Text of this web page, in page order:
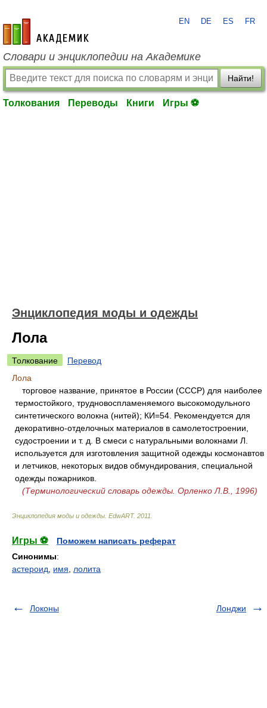
academic.ru
EN DE ES FR
Словари и энциклопедии на Академике
Найти!
Толкования Переводы Книги Игры ⚽
Энциклопедия моды и одежды
Лола
Толкование
Перевод
Лола
торговое название, принятое в России (СССР) для наиболее
термостойкого, трудновоспламеняемого высокомодульного
синтетического волокна (нитей); КИ=54. Рекомендуется для
декоративно-отделочных материалов в самолетостроении,
судостроении и т. д. В смеси с натуральными волокнами Л.
используется для изготовления защитной одежды космонавтов
и летчиков, некоторых видов обмундирования, специальной
одежды пожарников.
(Терминологический словарь одежды. Орленко Л.В., 1996)
Энциклопедия моды и одежды EdwART. 2011
Игры ⚽
Поможем написать реферат
Синонимы:
астероид
имя лолита
Локоны Лонджи